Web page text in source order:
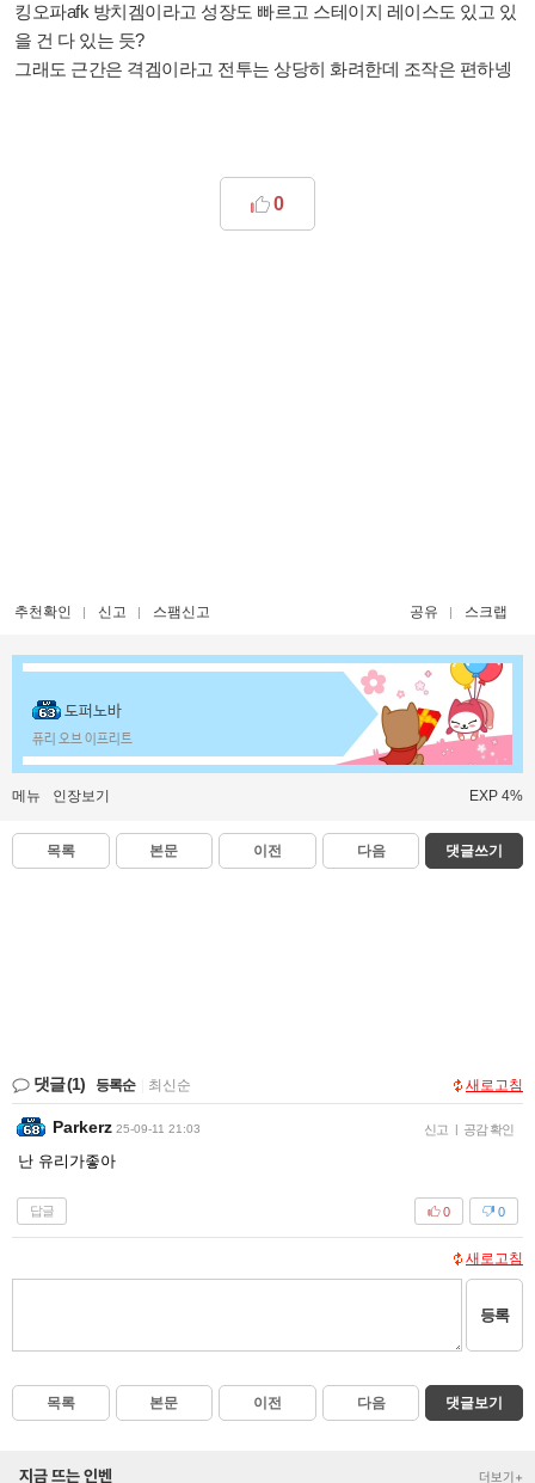
킹오파afk 방치겜이라고 성장도 빠르고 스테이지 레이스도 있고 있
을 건 다 있는 듯?
그래도 근간은 격겜이라고 전투는 상당히 화려한데 조작은 편하넹
0
추천확인 신고 스팸신고 공유 스크랩
도퍼노바
퓨리 오브 이프리트
메뉴 인장보기 EXP 4%
목록 본문 이전 다음 댓글쓰기
댓글(1) 등록순 최신순 새로고침
Parkerz 25-09-11 21:03 신고 | 공감 확인
난 유리가좋아
답글 0
0
새로고침
등록
목록 본문 이전 다음 댓글보기
지금 뜨는 인벤 더보기+